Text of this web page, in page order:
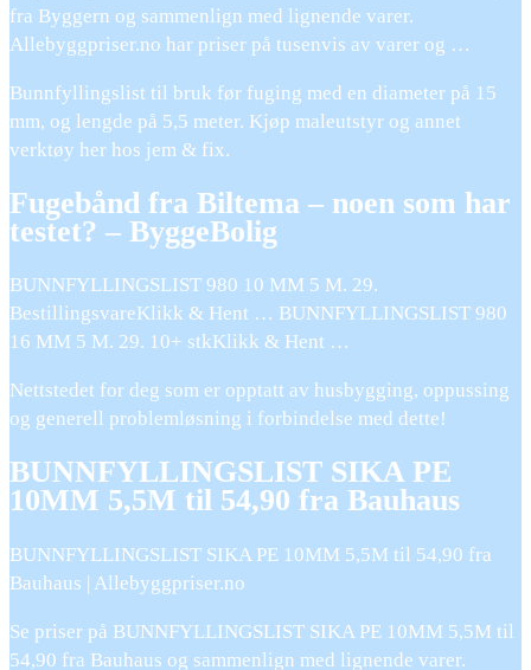
fra Byggern og sammenlign med lignende varer.
Allebyggpriser.no har priser på tusenvis av varer og …
Bunnfyllingslist til bruk før fuging med en diameter på 15
mm, og lengde på 5,5 meter. Kjøp maleutstyr og annet
verktøy her hos jem & fix.
Fugebånd fra Biltema – noen som har
testet? – ByggeBolig
BUNNFYLLINGSLIST 980 10 MM 5 M. 29.
BestillingsvareKlikk & Hent … BUNNFYLLINGSLIST 980
16 MM 5 M. 29. 10+ stkKlikk & Hent …
Nettstedet for deg som er opptatt av husbygging, oppussing
og generell problemløsning i forbindelse med dette!
BUNNFYLLINGSLIST SIKA PE
10MM 5,5M til 54,90 fra Bauhaus
BUNNFYLLINGSLIST SIKA PE 10MM 5,5M til 54,90 fra
Bauhaus | Allebyggpriser.no
Se priser på BUNNFYLLINGSLIST SIKA PE 10MM 5,5M til
54,90 fra Bauhaus og sammenlign med lignende varer.